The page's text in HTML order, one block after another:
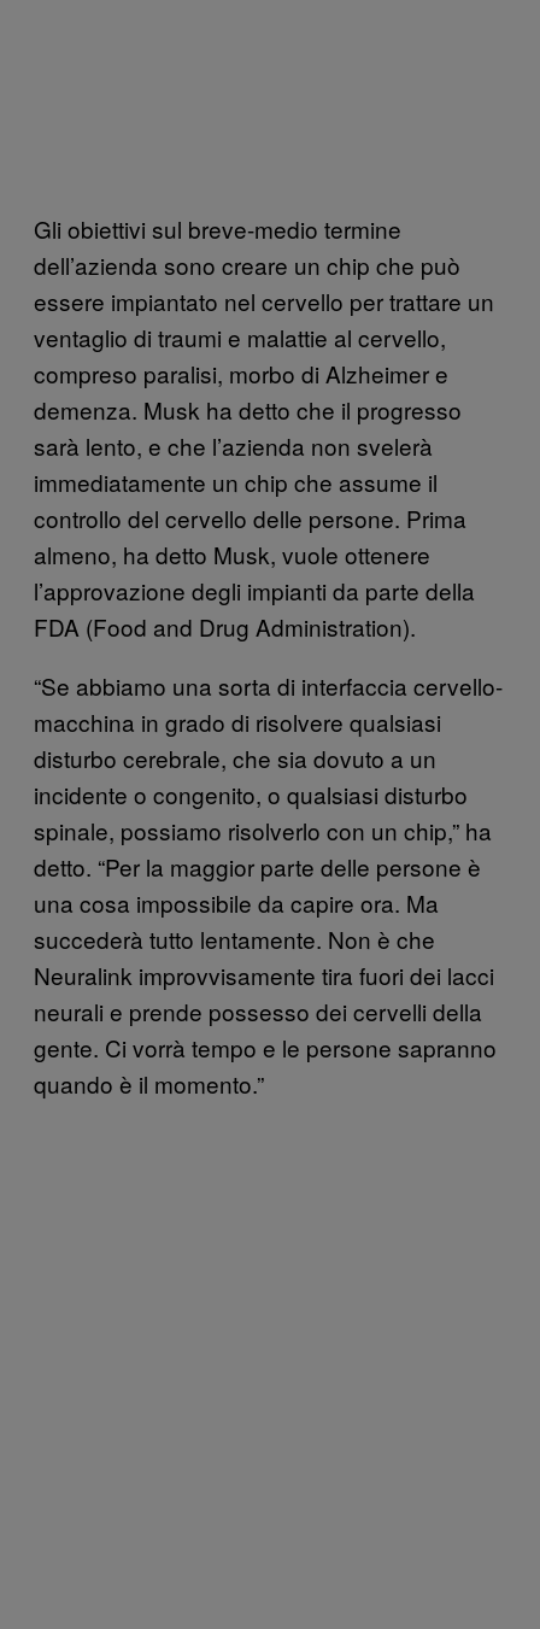
Gli obiettivi sul breve-medio termine
dell’azienda sono creare un chip che può
essere impiantato nel cervello per trattare un
ventaglio di traumi e malattie al cervello,
compreso paralisi, morbo di Alzheimer e
demenza. Musk ha detto che il progresso
sarà lento, e che l’azienda non svelerà
immediatamente un chip che assume il
controllo del cervello delle persone. Prima
almeno, ha detto Musk, vuole ottenere
l’approvazione degli impianti da parte della
FDA (Food and Drug Administration).
“Se abbiamo una sorta di interfaccia cervello-
macchina in grado di risolvere qualsiasi
disturbo cerebrale, che sia dovuto a un
incidente o congenito, o qualsiasi disturbo
spinale, possiamo risolverlo con un chip,” ha
detto. “Per la maggior parte delle persone è
una cosa impossibile da capire ora. Ma
succederà tutto lentamente. Non è che
Neuralink improvvisamente tira fuori dei lacci
neurali e prende possesso dei cervelli della
gente. Ci vorrà tempo e le persone sapranno
quando è il momento.”